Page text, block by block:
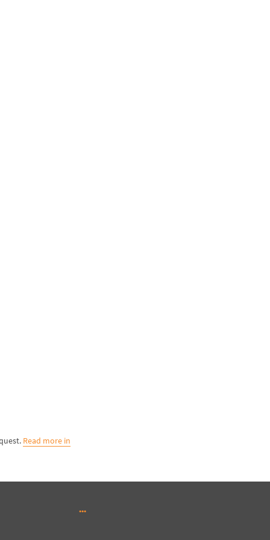
Read more in